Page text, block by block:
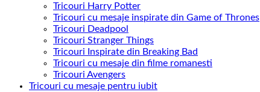
Tricouri Harry Potter
Tricouri cu mesaje inspirate din Game of Thrones
Tricouri Deadpool
Tricouri Stranger Things
Tricouri Inspirate din Breaking Bad
Tricouri cu mesaje din filme romanesti
Tricouri Avengers
Tricouri cu mesaje pentru iubit